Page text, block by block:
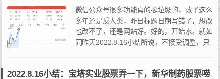
微信公众号很多功能真的挺垃圾的，改了这么
多年还是反人类，昨日标题日期写错了，想改
也改不了，还是网站好。好的，开始水。就如
同昨天2022.8.16小结所说，不接受调整，只
2022.8.16小结：宝塔实业股票弄一下，新华制药股票唠